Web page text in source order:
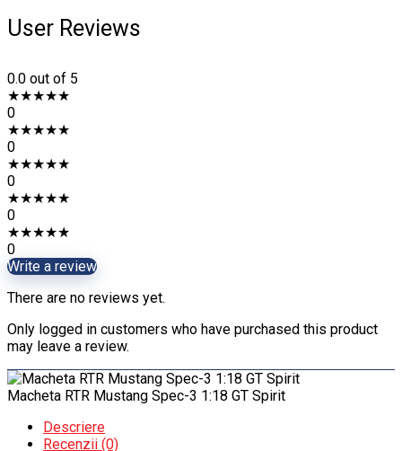
User Reviews
0.0 out of 5
★★★★★
0
★★★★★
0
★★★★★
0
★★★★★
0
★★★★★
0
Write a review
There are no reviews yet.
Only logged in customers who have purchased this product
may leave a review.
Macheta RTR Mustang Spec-3 1:18 GT Spirit
Descriere
Recenzii (0)